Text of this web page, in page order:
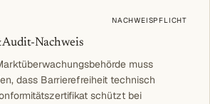
NACHWEISPFLICHT
Nachweis
muss
dass Barrierefreiheit technisch
schützt bei